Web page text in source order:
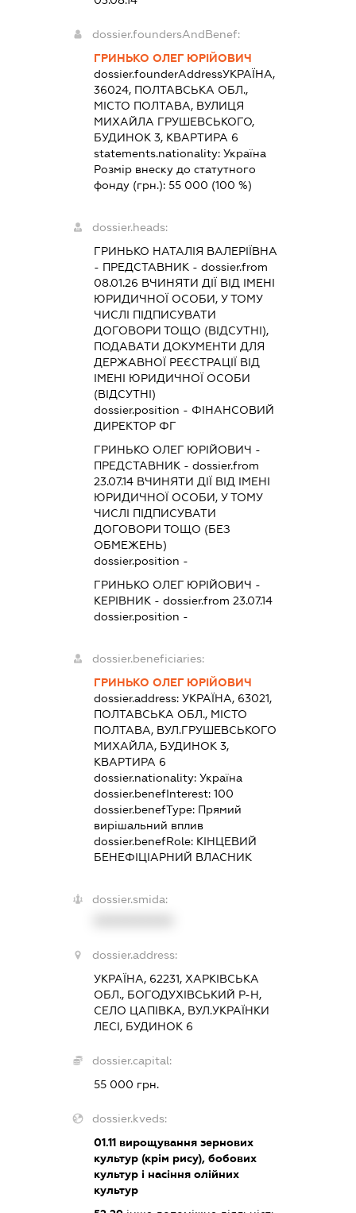
dossier.foundersAndBenef:
ГРИНЬКО ОЛЕГ ЮРІЙОВИЧ
dossier.founderAddressУКРАЇНА,
36024, ПОЛТАВСЬКА ОБЛ.,
МІСТО ПОЛТАВА, ВУЛИЦЯ
МИХАЙЛА ГРУШЕВСЬКОГО,
БУДИНОК 3, КВАРТИРА 6
statements.nationality:Україна
Розмір внеску до статутного
фонду (грн.):55 000 (100 %)
dossier.heads:
ГРИНЬКО НАТАЛІЯ ВАЛЕРІЇВНА
- ПРЕДСТАВНИК - dossier.from
08.01.26 ВЧИНЯТИ ДІЇ ВІД ІМЕНІ
ЮРИДИЧНОЇ ОСОБИ, У ТОМУ
ЧИСЛІ ПІДПИСУВАТИ
ДОГОВОРИ ТОЩО (ВІДСУТНІ),
ПОДАВАТИ ДОКУМЕНТИ ДЛЯ
ДЕРЖАВНОЇ РЕЄСТРАЦІЇ ВІД
ІМЕНІ ЮРИДИЧНОЇ ОСОБИ
(ВІДСУТНІ)
dossier.position - ФІНАНСОВИЙ
ДИРЕКТОР ФГ
ГРИНЬКО ОЛЕГ ЮРІЙОВИЧ -
ПРЕДСТАВНИК - dossier.from
23.07.14 ВЧИНЯТИ ДІЇ ВІД ІМЕНІ
ЮРИДИЧНОЇ ОСОБИ, У ТОМУ
ЧИСЛІ ПІДПИСУВАТИ
ДОГОВОРИ ТОЩО (БЕЗ
ОБМЕЖЕНЬ)
dossier.position -
ГРИНЬКО ОЛЕГ ЮРІЙОВИЧ -
КЕРІВНИК - dossier.from 23.07.14
dossier.position -
dossier.beneficiaries:
ГРИНЬКО ОЛЕГ ЮРІЙОВИЧ
dossier.address:УКРАЇНА, 63021,
ПОЛТАВСЬКА ОБЛ., МІСТО
ПОЛТАВА, ВУЛ.ГРУШЕВСЬКОГО
МИХАЙЛА, БУДИНОК 3,
КВАРТИРА 6
dossier.nationality:Україна
dossier.benefInterest:100
dossier.benefType: Прямий
вирішальний вплив
dossier.benefRole: КІНЦЕВИЙ
БЕНЕФІЦІАРНИЙ ВЛАСНИК
dossier.smida:
dossier.address:
УКРАЇНА, 62231, ХАРКІВСЬКА
ОБЛ., БОГОДУХІВСЬКИЙ Р-Н,
СЕЛО ЦАПІВКА, ВУЛ.УКРАЇНКИ
ЛЕСІ, БУДИНОК 6
dossier.capital:
55 000 грн.
dossier.kveds:
01.11 вирощування зернових
культур (крім рису), бобових
культур і насіння олійних
культур